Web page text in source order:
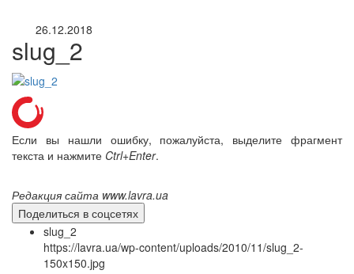
26.12.2018
slug_2
Если вы нашли ошибку, пожалуйста, выделите фрагмент
текста и нажмите Ctrl+Enter.
Редакция сайта www.lavra.ua
Поделиться в соцсетях
slug_2
https://lavra.ua/wp-content/uploads/2010/11/slug_2-
150x150.jpg